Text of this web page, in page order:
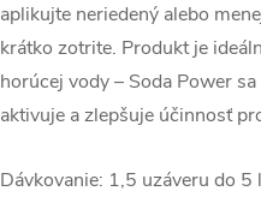
aplikujte neriedený alebo
krátko zotrite. Produkt je
horúcej vody – Soda Power
aktivuje a zlepšuje účinnosť
Dávkovanie: 1,5 uzáveru do 5